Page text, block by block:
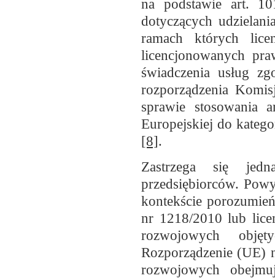
na podstawie art.
dotyczących
ramach których
licencjonowanych
świadczenia usług
rozporządzenia
sprawie
Europejskiej do
[8].
Zastrzega się
przedsiębiorców.
kontekście
nr 1218/2010 lub
rozwojowych
Rozporządzenie (UE)
rozwojowych